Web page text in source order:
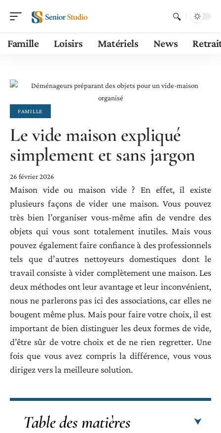
Famille Loisirs Matériels News
FAMILLE
Le vide maison expliqué
simplement et sans jargon
26 février 2026
Maison vide ou maison vide ? En effet, il existe
plusieurs façons de vider une maison. Vous pouvez
très bien l’organiser vous-même afin de vendre des
objets qui vous sont totalement inutiles. Mais vous
pouvez également faire confiance à des professionnels
tels que d’autres nettoyeurs domestiques dont le
travail consiste à vider complètement une maison. Les
deux méthodes ont leur avantage et leur inconvénient,
nous ne parlerons pas ici des associations, car elles ne
bougent même plus. Mais pour faire votre choix, il est
important de bien distinguer les deux formes de vide,
d’être sûr de votre choix et de ne rien regretter. Une
fois que vous avez compris la différence, vous vous
dirigez vers la meilleure solution.
Table des matières